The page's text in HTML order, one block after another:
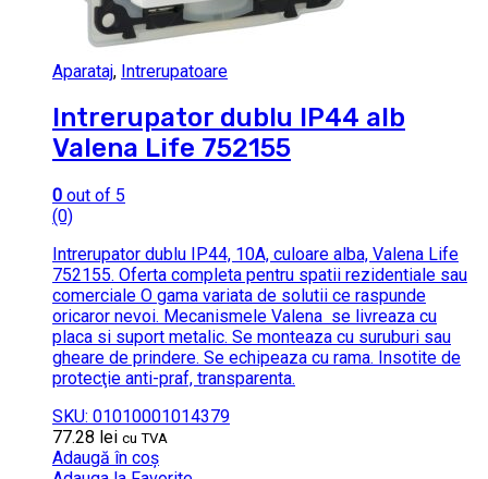
Aparataj, Intrerupatoare
Intrerupator dublu IP44 alb
Valena Life 752155
0 out of 5
(0)
Intrerupator dublu IP44, 10A, culoare alba, Valena Life
752155. Oferta completa pentru spatii rezidentiale sau
comerciale O gama variata de solutii ce raspunde
oricaror nevoi. Mecanismele Valena se livreaza cu
placa si suport metalic. Se monteaza cu suruburi sau
gheare de prindere. Se echipeaza cu rama. Insotite de
protecţie anti-praf, transparenta.
SKU: 01010001014379
77.28 lei cu TVA
Adaugă în coș